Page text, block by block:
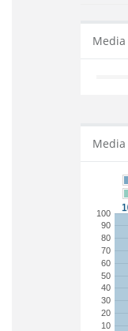
Media
Media
10
20
30
40
50
60
70
80
90
100